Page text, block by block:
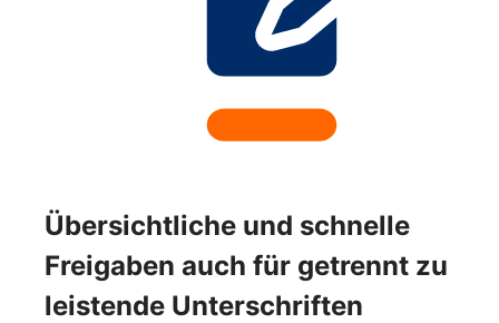
Übersichtliche und schnelle
Freigaben auch für getrennt zu
leistende Unterschriften